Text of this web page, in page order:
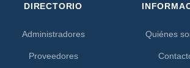
DIRECTORIO
Administradores
Proveedores
Quiénes